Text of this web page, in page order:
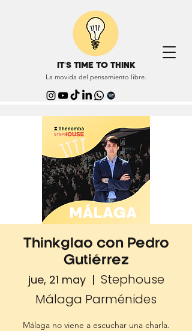
IT'S TIME TO THINK
La movida del pensamiento libre.
Thinkglao con Pedro
Gutiérrez
jue, 21 may
  |
Stephouse
Málaga Parménides
Málaga no viene a escuchar una charla.